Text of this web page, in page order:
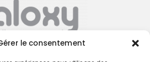
le consentement